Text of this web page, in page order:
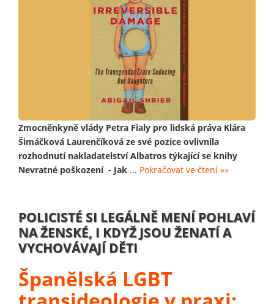
Zmocněnkyně vlády Petra Fialy pro lidská práva Klára
Šimáčková Laurenčíková ze své pozice ovlivnila
rozhodnutí nakladatelství Albatros týkající se knihy
Nevratné poškození - Jak ... Pokračovat ve čtení »»
POLICISTÉ SI LEGÁLNĚ MENÍ POHLAVÍ
NA ŽENSKÉ, I KDYŽ JSOU ŽENATÍ A
VYCHOVÁVAJÍ DĚTI
Španělská LGBT